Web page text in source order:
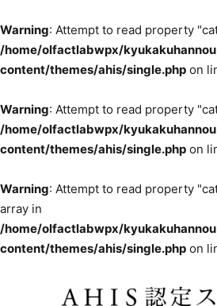
Warning: Attempt to read property
/home/olfactlabwpx/
content/themes/ahis/single.php on
Warning: Attempt to read property
/home/olfactlabwpx/
content/themes/ahis/single.php on
Warning: Attempt to read property
array in
/home/olfactlabwpx/
content/themes/ahis/single.php on